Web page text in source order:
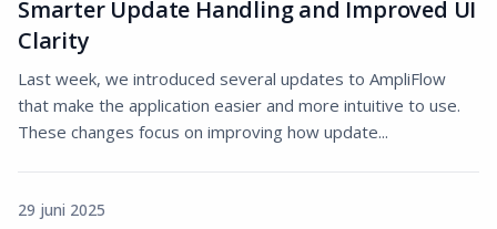
Smarter Update Handling and Improved UI
Clarity
Last week, we introduced several updates to AmpliFlow
that make the application easier and more intuitive to use.
These changes focus on improving how update...
29 juni 2025